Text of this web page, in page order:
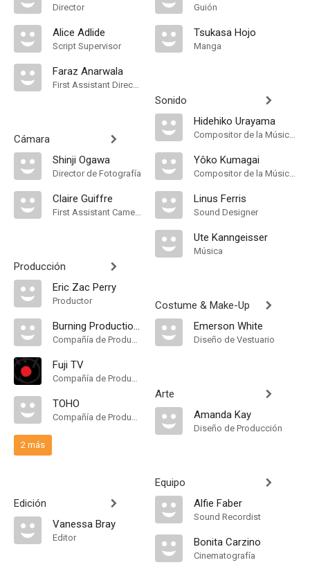
Director
Alice Adlide
Script Supervisor
Faraz Anarwala
First Assistant Director
Cámara
Shinji Ogawa
Director de Fotografía
Claire Guiffre
First Assistant Camera
Producción
Eric Zac Perry
Productor
Burning Productions
Compañía de Produccion
Fuji TV
Compañía de Produccion
TOHO
Compañía de Produccion
2 más
Edición
Vanessa Bray
Editor
Guión
Tsukasa Hojo
Manga
Sonido
Hidehiko Urayama
Compositor de la Música Original
Yôko Kumagai
Compositor de la Música Original
Linus Ferris
Sound Designer
Ute Kanngeisser
Música
Costume & Make-Up
Emerson White
Diseño de Vestuario
Arte
Amanda Kay
Diseño de Producción
Equipo
Alfie Faber
Sound Recordist
Bonita Carzino
Cinematografía